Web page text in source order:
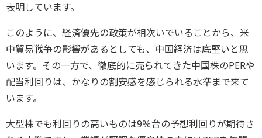
表明しています。
このように、経済優先の政策が相次いでいることから、米
中貿易戦争の影響があるとしても、中国経済は底堅いと思
います。その一方で、徹底的に売られてきた中国株のPERや
配当利回りは、かなりの割安感を感じられる水準まで来て
います。
大型株でも利回りの高いものは9％台の予想利回りが期待さ